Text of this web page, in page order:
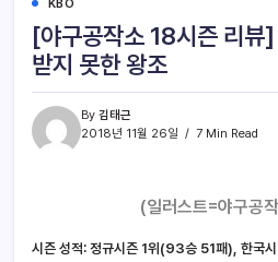
KBO
[야구공작소 18시즌 리뷰
받지 못한 왕조
By 김태근
2018년 11월 26일
7 Min Read
(일러스트=야구공
시즌 성적: 정규시즌 1위(93승 51패), 한국